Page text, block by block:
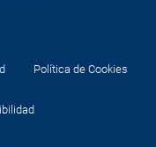
Política de Cookies